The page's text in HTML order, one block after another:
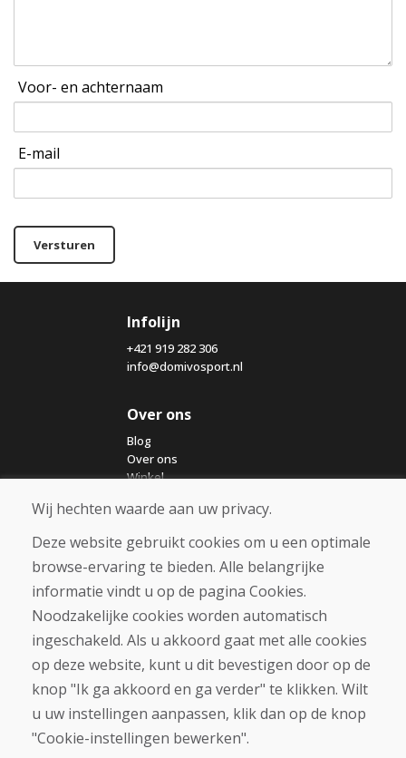
Voor- en achternaam
E-mail
Versturen
Infolijn
+421 919 282 306
info@domivosport.nl
Over ons
Blog
Over ons
Winkel
Aankoop
Eshop
Algemene voorwaarden
Vervoer
Betaling
Klacht
Retourneren en ruilen van goederen
Cookies
Wij hechten waarde aan uw privacy.
Deze website gebruikt cookies om u een optimale
browse-ervaring te bieden. Alle belangrijke
informatie vindt u op de pagina Cookies.
Noodzakelijke cookies worden automatisch
ingeschakeld. Als u akkoord gaat met alle cookies
op deze website, kunt u dit bevestigen door op de
knop "Ik ga akkoord en ga verder" te klikken. Wilt
u uw instellingen aanpassen, klik dan op de knop
"Cookie-instellingen bewerken".